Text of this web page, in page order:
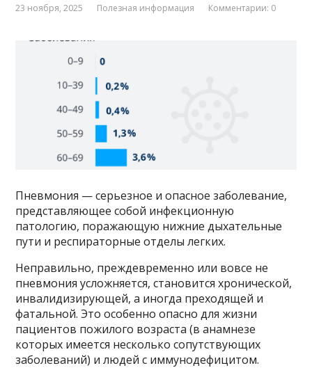
23 ноября, 2025 Полезная информация Комментарии: 0
Пневмония — серьезное и опасное заболевание,
представляющее собой инфекционную
патологию, поражающую нижние дыхательные
пути и респираторные отделы легких.
Неправильно, преждевременно или вовсе не
пневмония усложняется, становится хронической,
инвалидизирующей, а иногда преходящей и
фатальной. Это особенно опасно для жизни
пациентов пожилого возраста (в анамнезе
которых имеется несколько сопутствующих
заболеваний) и людей с иммунодефицитом.